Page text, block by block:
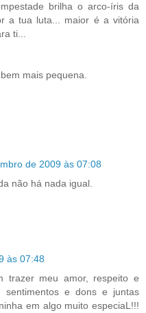
brilha o arco-íris da
a tua luta... maior é a vitória
ti...
mais pequena.
de 2009 às 07:08
não há nada igual.
às 07:48
trazer meu amor, respeito e
e dons e juntas
em algo muito especiaL!!!